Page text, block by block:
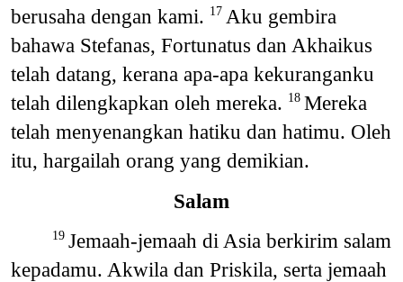
berusaha dengan kami. 17 Aku gembira
bahawa Stefanas, Fortunatus dan Akhaikus
telah datang, kerana apa-apa kekuranganku
telah dilengkapkan oleh mereka. 18 Mereka
telah menyenangkan hatiku dan hatimu. Oleh
itu, hargailah orang yang demikian.
Salam
19 Jemaah-jemaah di Asia berkirim salam
kepadamu. Akwila dan Priskila, serta jemaah